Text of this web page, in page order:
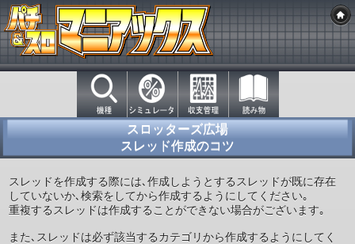
スロッターズ広場
スレッド作成のコツ
スレッドを作成する際には､作成しようとするスレッドが既に存在
していないか､検索をしてから作成するようにしてください｡
重複するスレッドは作成することができない場合がございます｡
また､スレッドは必ず該当するカテゴリから作成するようにしてく